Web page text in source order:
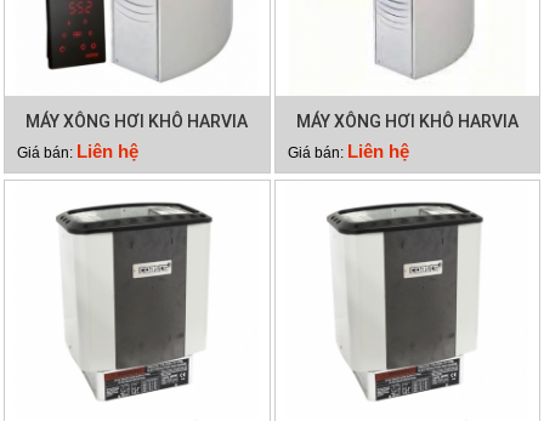
MÁY XÔNG HƠI KHÔ HARVIA
VEGA BC90E
Giá bán: Liên hệ
MÁY XÔNG HƠI KHÔ HARVIA
VEGA BC60E
Giá bán: Liên hệ